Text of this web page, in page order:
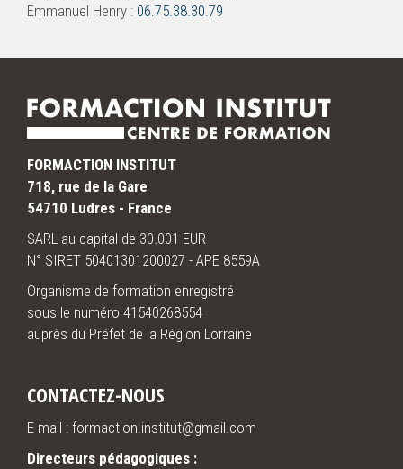
Emmanuel Henry : 06.75.38.30.79
FORMACTION INSTITUT
718, rue de la Gare
54710 Ludres - France
SARL au capital de 30.001 EUR
N° SIRET 50401301200027 - APE 8559A
Organisme de formation enregistré
sous le numéro 41540268554
auprès du Préfet de la Région Lorraine
CONTACTEZ-NOUS
E-mail : formaction.institut@gmail.com
Directeurs pédagogiques :